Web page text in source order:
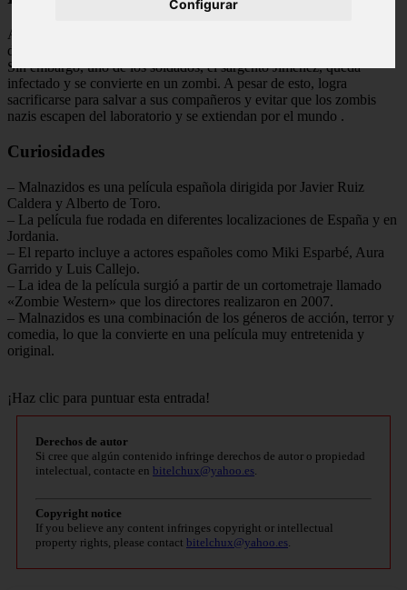
Configurar
Al final de la película, los soldados logran destruir el laboratorio
donde se llevó a cabo el experimento que creó a los zombis nazis.
Sin embargo, uno de los soldados, el sargento Jiménez, queda
infectado y se convierte en un zombi. A pesar de esto, logra
sacrificarse para salvar a sus compañeros y evitar que los zombis
nazis escapen del laboratorio y se extiendan por el mundo .
Curiosidades
– Malnazidos es una película española dirigida por Javier Ruiz
Caldera y Alberto de Toro.
– La película fue rodada en diferentes localizaciones de España y en
Jordania.
– El reparto incluye a actores españoles como Miki Esparbé, Aura
Garrido y Luis Callejo.
– La idea de la película surgió a partir de un cortometraje llamado
«Zombie Western» que los directores realizaron en 2007.
– Malnazidos es una combinación de los géneros de acción, terror y
comedia, lo que la convierte en una película muy entretenida y
original.
¡Haz clic para puntuar esta entrada!
Derechos de autor
Si cree que algún contenido infringe derechos de autor o propiedad
intelectual, contacte en bitelchux@yahoo.es
Copyright notice
If you believe any content infringes copyright or intellectual
property rights, please contact bitelchux@yahoo.es